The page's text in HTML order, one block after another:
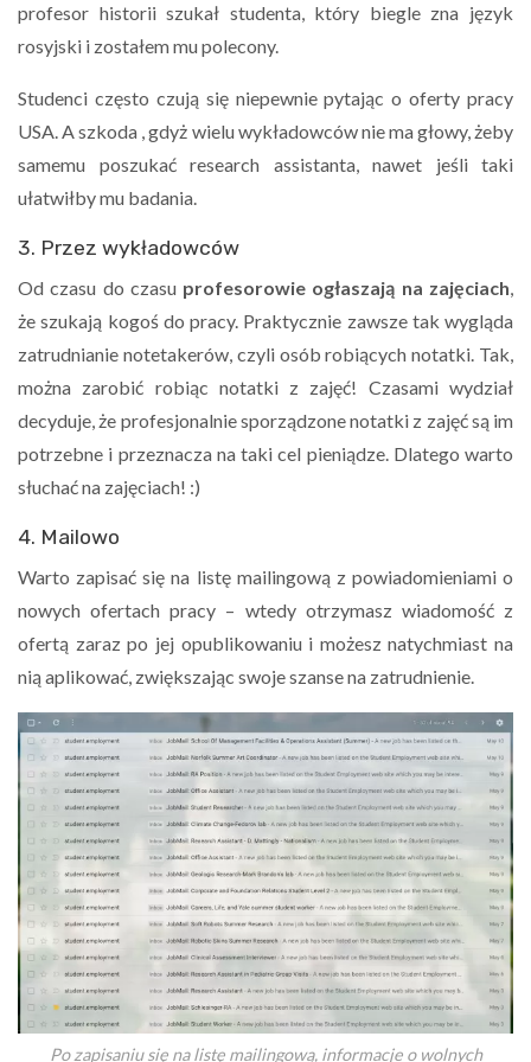
profesor historii szukał studenta, który biegle zna język
rosyjski i zostałem mu polecony.
Studenci często czują się niepewnie pytając o oferty pracy
USA. A szkoda , gdyż wielu wykładowców nie ma głowy, żeby
samemu poszukać research assistanta, nawet jeśli taki
ułatwiłby mu badania.
3. Przez wykładowców
Od czasu do czasu profesorowie ogłaszają na zajęciach
że szukają kogoś do pracy. Praktycznie zawsze tak wygląda
zatrudnianie notetakerów, czyli osób robiących notatki. Tak,
można zarobić robiąc notatki z zajęć! Czasami wydział
decyduje, że profesjonalnie sporządzone notatki z zajęć są im
potrzebne i przeznacza na taki cel pieniądze. Dlatego warto
słuchać na zajęciach! :)
4. Mailowo
Warto zapisać się na listę mailingową z powiadomieniami o
nowych ofertach pracy – wtedy otrzymasz wiadomość z
ofertą zaraz po jej opublikowaniu i możesz natychmiast na
nią aplikować, zwiększając swoje szanse na zatrudnienie.
Po zapisaniu się na listę mailingową, informacje o wolnych